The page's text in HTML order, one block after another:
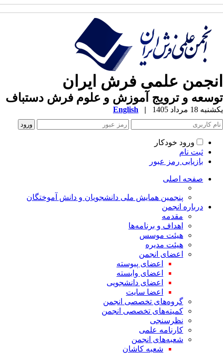
علمی فرش ایران
و ترویج آموزش و علوم فرش دستباف
18 مرداد 1405 |
English
ورود خودکار
ثبت نام
بازیابی رمز عبور
صفحه اصلی
پنجمین همایش ملی دانشجویان و دانش آموختگان
درباره انجمن
مقدمه
اهداف و برنامه‌ها
هیئت موسس
هیئت مدیره
اعضای انجمن
اعضای پیوسته
اعضای وابسته
اعضای دانشجویی
اعضا سایت
گروه‌های تخصصی انجمن
کمیته‌های تخصصی انجمن
نظرسنجی
کارنامه علمی
شعبه‌های انجمن
شعبه کاشان